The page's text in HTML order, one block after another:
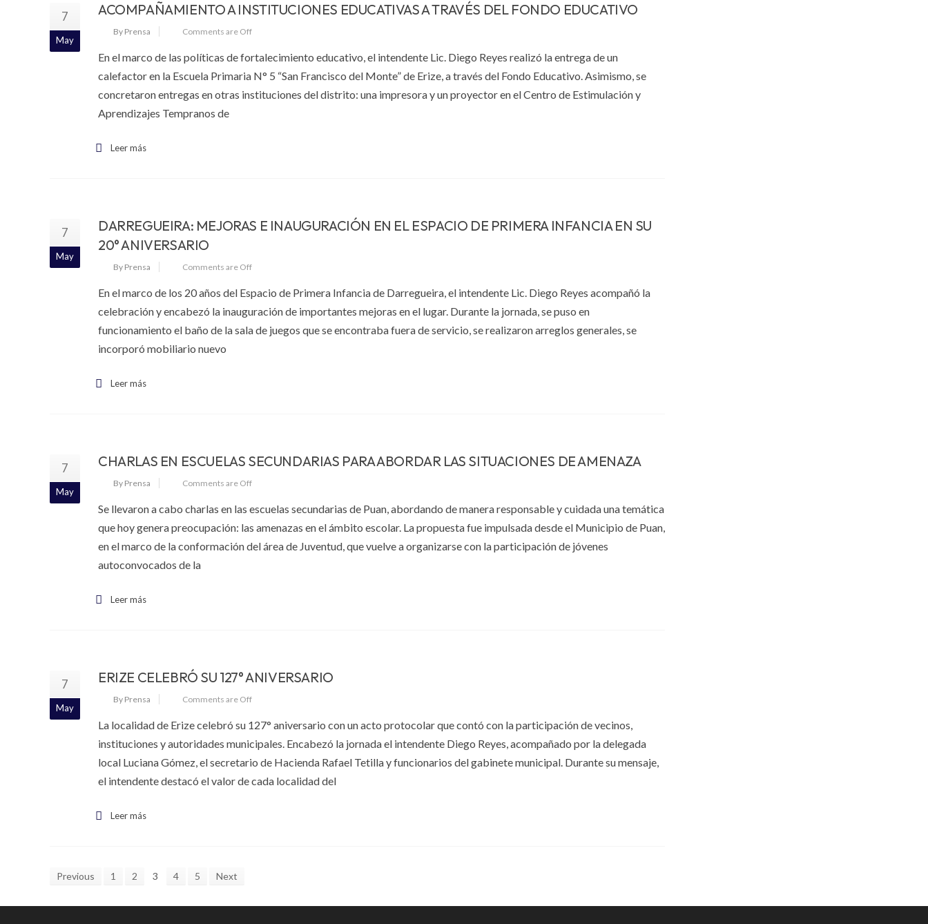
7
May
ACOMPAÑAMIENTO A INSTITUCIONES EDUCATIVAS A TRAVÉS DEL FONDO EDUCATIVO
By Prensa Comments are Off
En el marco de las políticas de fortalecimiento educativo, el intendente Lic. Diego Reyes realizó la entrega de un
calefactor en la Escuela Primaria N° 5 “San Francisco del Monte” de Erize, a través del Fondo Educativo. Asimismo, se
concretaron entregas en otras instituciones del distrito: una impresora y un proyector en el Centro de Estimulación y
Aprendizajes Tempranos de
Leer más
7
May
DARREGUEIRA: MEJORAS E INAUGURACIÓN EN EL ESPACIO DE PRIMERA INFANCIA EN SU
20° ANIVERSARIO
By Prensa Comments are Off
En el marco de los 20 años del Espacio de Primera Infancia de Darregueira, el intendente Lic. Diego Reyes acompañó la
celebración y encabezó la inauguración de importantes mejoras en el lugar. Durante la jornada, se puso en
funcionamiento el baño de la sala de juegos que se encontraba fuera de servicio, se realizaron arreglos generales, se
incorporó mobiliario nuevo
Leer más
7
May
CHARLAS EN ESCUELAS SECUNDARIAS PARA ABORDAR LAS SITUACIONES DE AMENAZA
By Prensa Comments are Off
Se llevaron a cabo charlas en las escuelas secundarias de Puan, abordando de manera responsable y cuidada una temática
que hoy genera preocupación: las amenazas en el ámbito escolar. La propuesta fue impulsada desde el Municipio de Puan,
en el marco de la conformación del área de Juventud, que vuelve a organizarse con la participación de jóvenes
autoconvocados de la
Leer más
7
May
ERIZE CELEBRÓ SU 127° ANIVERSARIO
By Prensa Comments are Off
La localidad de Erize celebró su 127° aniversario con un acto protocolar que contó con la participación de vecinos,
instituciones y autoridades municipales. Encabezó la jornada el intendente Diego Reyes, acompañado por la delegada
local Luciana Gómez, el secretario de Hacienda Rafael Tetilla y funcionarios del gabinete municipal. Durante su mensaje,
el intendente destacó el valor de cada localidad del
Leer más
Previous 1 2 3 4 5 Next